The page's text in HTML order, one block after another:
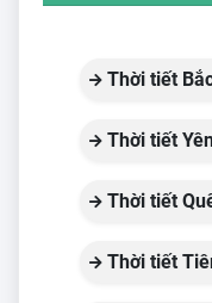
Thời tiết
Thời tiết
Thời tiết
Thời tiết